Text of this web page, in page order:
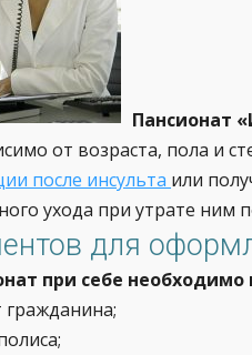
Пансионат
от возраста, пола и
после инсульта или
ухода при утрате ним
для
при себе